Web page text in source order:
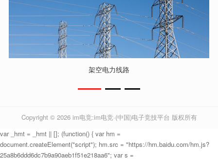
架空电力线路
Copyright © 2026 im电竞:im电竞·(中国)电子竞技平台 版权所有
var _hmt = _hmt || []; (function() { var hm =
document.createElement("script"); hm.src = "https://hm.baidu.com/hm.js?
25a8b6ddd6dc7b9a90aeb1f51e218aa6"; var s =